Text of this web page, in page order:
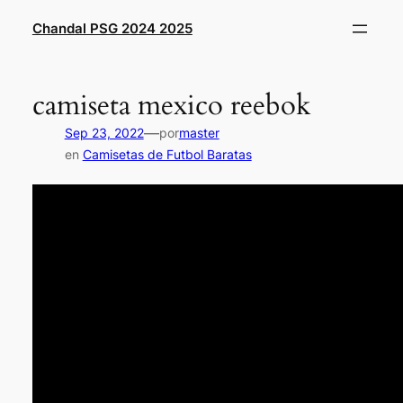
Chandal PSG 2024 2025
camiseta mexico reebok
Sep 23, 2022—pormaster
en Camisetas de Futbol Baratas